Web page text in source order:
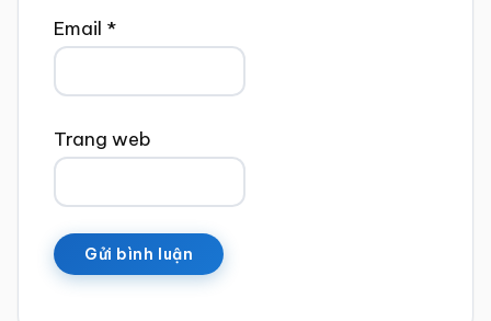
Email *
Trang web